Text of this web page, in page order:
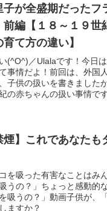
子が全盛期だったフ
前編【１８～１９世
育て方の違い】
(^O^)／Ulalaです！今日
事情だよ！前回は、外国
子供の扱いを書きました
の赤ちゃんの扱い事情で
煙】これであなたも
を吸った有害なことはみ
うの？」ちょっと感動的
吸うの？」動画子供が、
ますか？